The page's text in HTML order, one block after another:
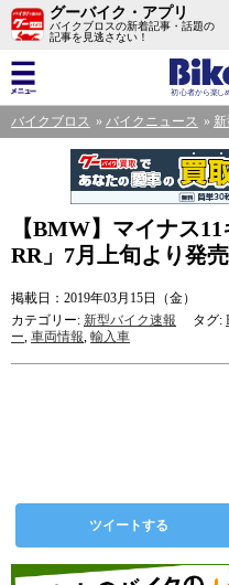
グーバイク・アプリ
バイクブロスの新着記事・話題の
記事を見逃さない！
バイクブロス バイクニュース
【BMW】マイナス
RR」7月上旬より発売
掲載日：2019年03月15日（金）
カテゴリー: 新型バイク速報 タグ:
ー, 車両情報, 輸入車
ツイートする